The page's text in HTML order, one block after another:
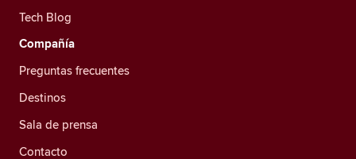
Tech Blog
Compañía
Preguntas frecuentes
Destinos
Sala de prensa
Contacto